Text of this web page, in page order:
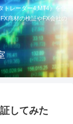
レーダー4,MT4）を使
商材の検証やFX会社の
してみた